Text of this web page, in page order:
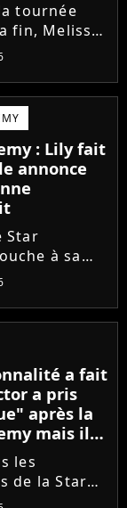
tournée
fin, Melissa
interview
la
son EP tout
son
jeu...
: Lily fait
annonce
Star
à sa
nouvelle :
Campa
avec un
de musique
a fait
a pris
après la
mais il
plus
les
de la Star
a fait